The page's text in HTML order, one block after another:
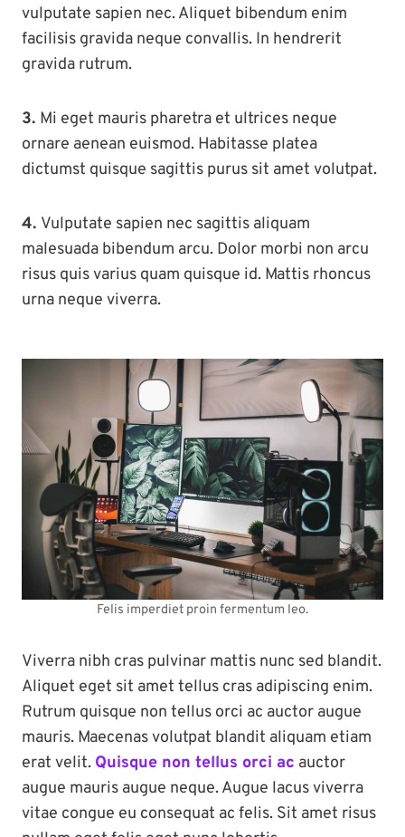
vulputate sapien nec. Aliquet bibendum enim
facilisis gravida neque convallis. In hendrerit
gravida rutrum.
3. Mi eget mauris pharetra et ultrices neque
ornare aenean euismod. Habitasse platea
dictumst quisque sagittis purus sit amet volutpat.
4. Vulputate sapien nec sagittis aliquam
malesuada bibendum arcu. Dolor morbi non arcu
risus quis varius quam quisque id. Mattis rhoncus
urna neque viverra.
Felis imperdiet proin fermentum leo.
Viverra nibh cras pulvinar mattis nunc sed blandit.
Aliquet eget sit amet tellus cras adipiscing enim.
Rutrum quisque non tellus orci ac auctor augue
mauris. Maecenas volutpat blandit aliquam etiam
erat velit. Quisque non tellus orci ac auctor
augue mauris augue neque. Augue lacus viverra
vitae congue eu consequat ac felis. Sit amet risus